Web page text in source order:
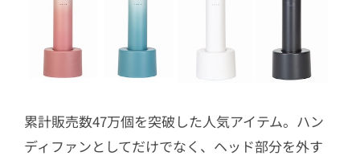
累計販売数47万個を突破した人気アイテム。ハン
ディファンとしてだけでなく、ヘッド部分を外す